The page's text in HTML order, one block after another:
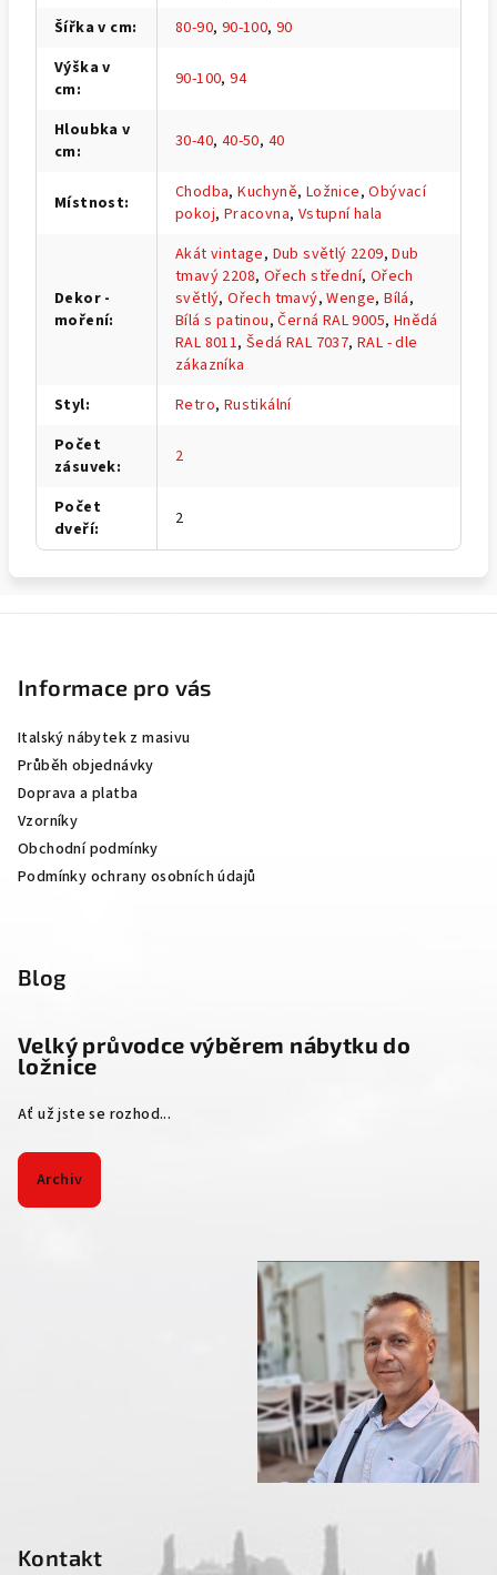
Šířka v cm: 80-90, 90-100,90
Výška v
cm: 90-100,94
Hloubka v
cm: 30-40, 40-50, 40
Místnost: Chodba,Kuchyně, Ložnice,Obývací
pokoj, Pracovna, Vstupní hala
Dekor -
moření:
Akát vintage, Dub světlý 2209,Dub
tmavý 2208, Ořech střední, Ořech
světlý,Ořech tmavý,Wenge,Bílá,
Bílá s patinou,Černá RAL 9005, Hnědá
RAL 8011,Šedá RAL 7037,RAL - dle
zákazníka
Styl: Retro, Rustikální
Počet
zásuvek: 2
Počet
dveří: 2
Informace pro vás
Italský nábytek z masivu
Průběh objednávky
Doprava a platba
Vzorníky
Obchodní podmínky
Podmínky ochrany osobních údajů
Blog
Velký průvodce výběrem nábytku do
ložnice
Ať už jste se rozhod...
Archiv
Kontakt